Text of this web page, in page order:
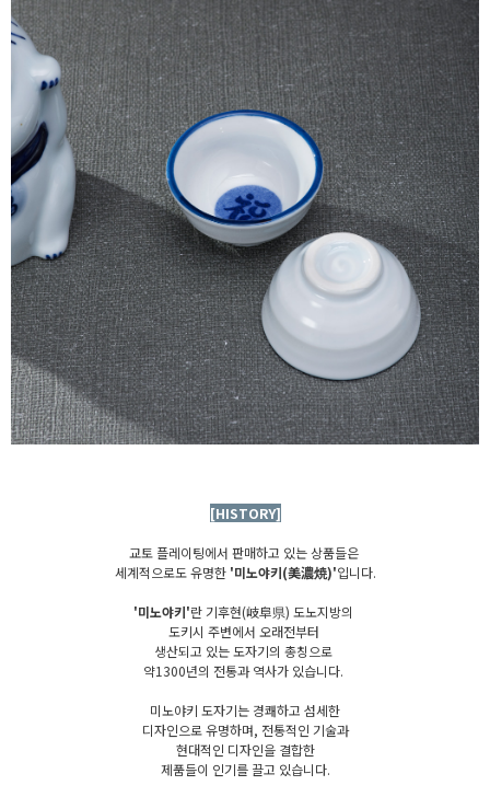
[HISTORY]
교토 플레이팅에서 판매하고 있는 상품들은
세계적으로도 유명한 '미노야키(美濃焼)'입니다.
'미노야키'란 기후현(岐阜県) 도노지방의
도키시 주변에서 오래전부터
생산되고 있는 도자기의 총칭으로
약1300년의 전통과 역사가 있습니다.
미노야키 도자기는 경쾌하고 섬세한
디자인으로 유명하며, 전통적인 기술과
현대적인 디자인을 결합한
제품들이 인기를 끌고 있습니다.